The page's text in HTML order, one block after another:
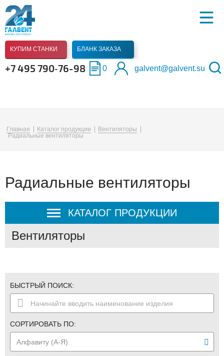
КУПИМ СТАНКИ БЛАНК ЗАКАЗА
+7 495 790‑76-98 0 galvent@galvent.su
Главная Каталог продукции
Вентиляторы
Радиальные вентиляторы
Радиальные вентиляторы
КАТАЛОГ ПРОДУКЦИИ
Вентиляторы
БЫСТРЫЙ ПОИСК:
СОРТИРОВАТЬ ПО: